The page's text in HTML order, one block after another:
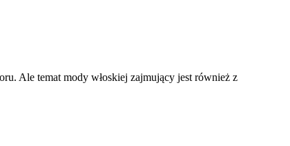
Ale temat mody włoskiej zajmujący jest również z